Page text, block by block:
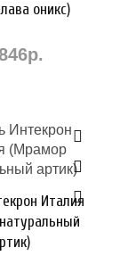
оникс)
Италия